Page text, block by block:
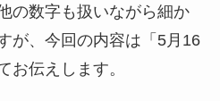
の数字も扱いながら細か
が、今回の内容は「5月16
お伝えします。